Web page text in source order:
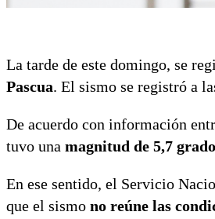
La tarde de este domingo, se
Pascua. El sismo se registró a
De acuerdo con información
tuvo una magnitud de 5,7
En ese sentido, el Servicio
que el sismo no reúne las